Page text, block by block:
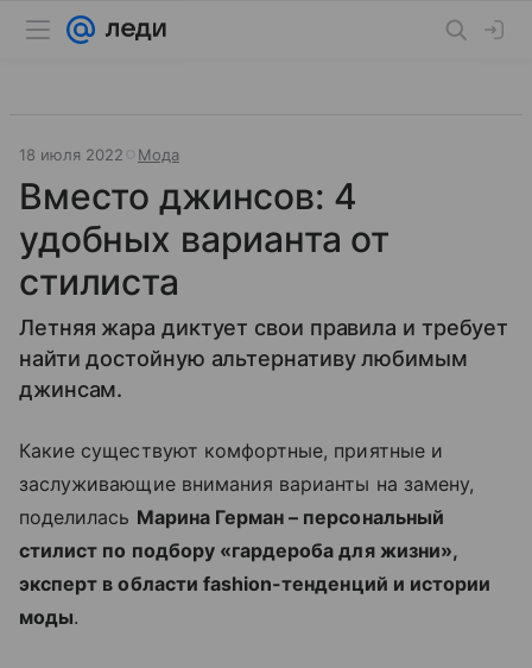
18 июля 2022 Мода
Вместо джинсов: 4
удобных варианта от
стилиста
Летняя жара диктует свои правила и требует
найти достойную альтернативу любимым
джинсам.
Какие существуют комфортные, приятные и
заслуживающие внимания варианты на замену,
поделилась Марина Герман – персональный
стилист по подбору «гардероба для жизни»,
эксперт в области fashion-тенденций и истории
моды.